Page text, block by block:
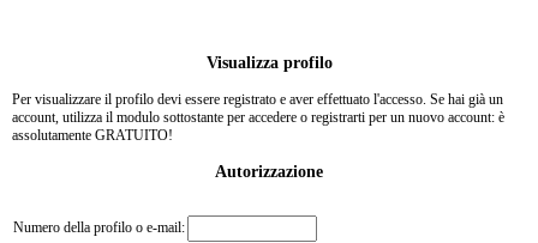
Visualizza profilo
Per visualizzare il profilo devi essere registrato e aver effettuato l'accesso. Se hai già un
account, utilizza il modulo sottostante per accedere o registrarti per un nuovo account: è
assolutamente GRATUITO!
Autorizzazione
Numero della profilo o e-mail: